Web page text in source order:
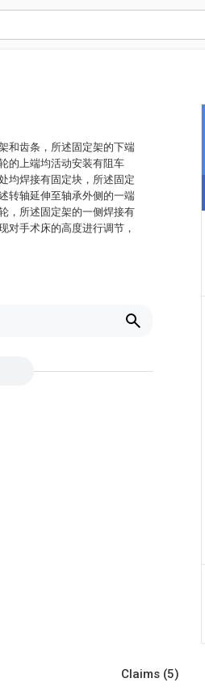
和齿条，所述固定架的下端
的上端均活动安装有阻车
均焊接有固定块，所述固定
转轴延伸至轴承外侧的一端
，所述固定架的一侧焊接有
对手术床的高度进行调节，
Claims (5)